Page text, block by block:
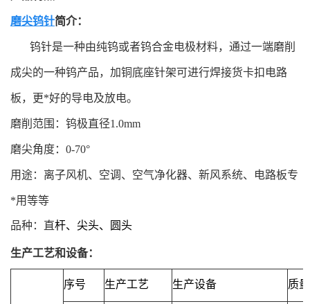
磨尖钨针简介：
钨针是一种由纯钨或者钨合金电极材料，通过一端磨削
成尖的一种钨产品，加铜底座针架可进行焊接货卡扣电路
板，更*好的导电及放电。
磨削范围：钨极直径1.0mm
磨尖角度：0-70°
用途：离子风机、空调、空气净化器、新风系统、电路板专
*用等等
品种：直杆、尖头、圆头
生产工艺和设备：
序号 生产工艺 生产设备 质